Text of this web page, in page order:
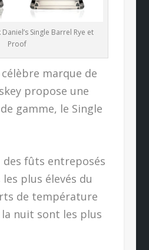
Single Barrel Rye et
Proof
célèbre marque de
propose une
gamme, le Single
des fûts entreposés
plus élevés du
de température
nuit sont les plus